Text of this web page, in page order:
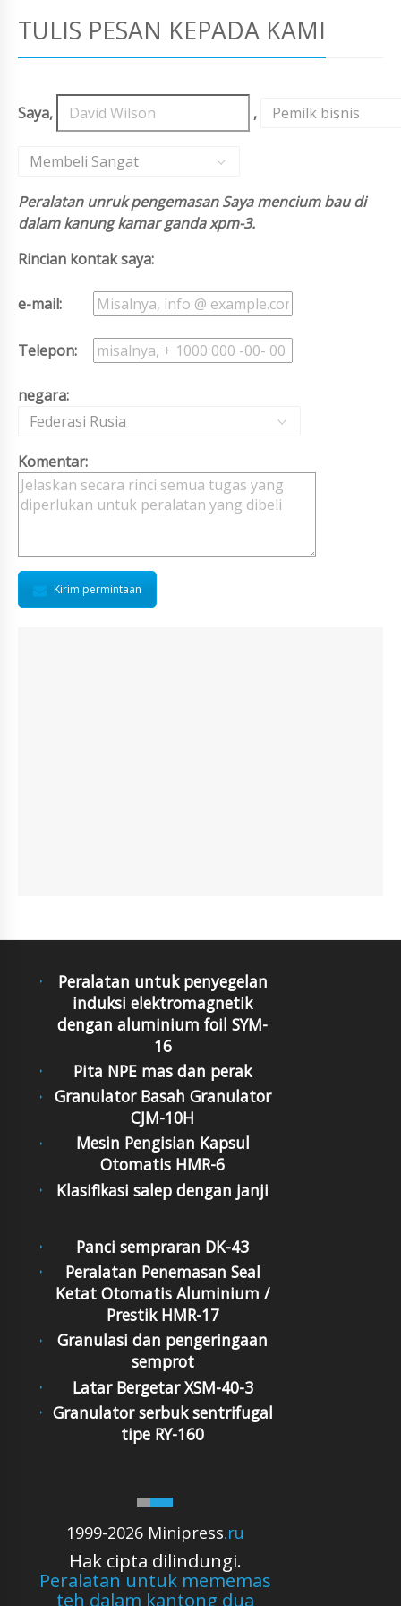
TULIS PESAN KEPADA KAMI
Saya, , Pemilk bisnis
,
Membeli Sangat
Peralatan unruk pengemasan Saya mencium bau di
dalam kanung kamar ganda xpm-3.
Rincian kontak saya:
e-mail:
Telepon:
negara:
Federasi Rusia
Komentar:
Kirim permintaan
Peralatan untuk penyegelan
induksi elektromagnetik
dengan aluminium foil SYM-
16
Pita NPE mas dan perak
Granulator Basah Granulator
CJM-10H
Mesin Pengisian Kapsul
Otomatis HMR-6
Klasifikasi salep dengan janji
1999-2026 Minipress.ru
Hak cipta dilindungi.
Peralatan untuk mememas
teh dalam kantong dua
Panci sempraran DK-43
Peralatan Penemasan Seal
Ketat Otomatis Aluminium /
Prestik HMR-17
Granulasi dan pengeringaan
semprot
Latar Bergetar XSM-40-3
Granulator serbuk sentrifugal
tipe RY-160